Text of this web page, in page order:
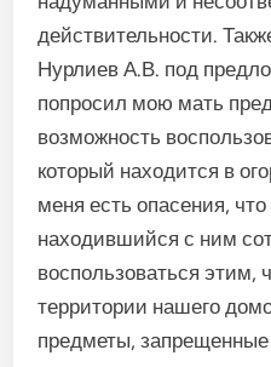
действительности.
Нурлиев А.В. под
попросил мою мать
возможность
который находится в
меня есть опасения,
находившийся с ним
воспользоваться этим,
территории нашего
предметы,